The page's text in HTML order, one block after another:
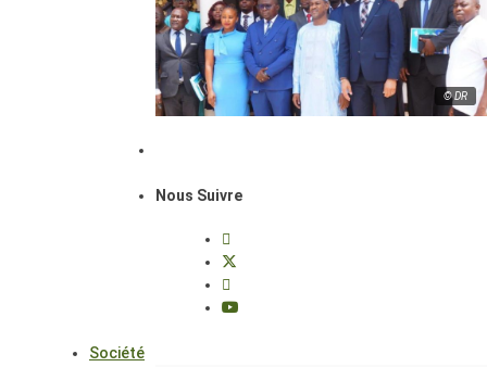
© DR
Nous Suivre
Société